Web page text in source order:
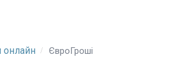
онлайн ЄвроГроші